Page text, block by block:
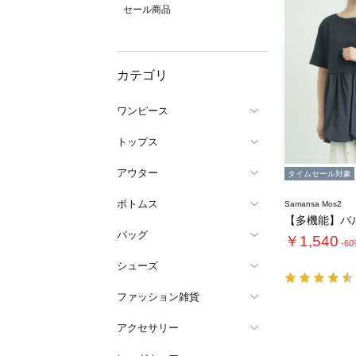
セール商品
カテゴリ
ワンピース
トップス
アウター
ボトムス
バッグ
シューズ
ファッション雑貨
アクセサリー
タイムセール対象
Samansa Mos2
￥1,540 -